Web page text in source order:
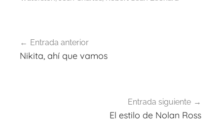
de
Entrada anterior
Nikita, ahí que vamos
Entrada siguiente
El estilo de Nolan Ross